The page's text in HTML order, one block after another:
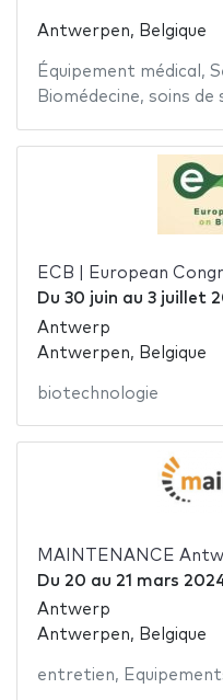
Antwerpen, Belgique
Équipement médical ,
Biomédecine, soins de
ECB | European
Du 30 juin au 3 juillet
Antwerp
Antwerpen, Belgique
biotechnologie
MAINTENANCE
Du 20 au 21 mars
Antwerp
Antwerpen, Belgique
entretien,